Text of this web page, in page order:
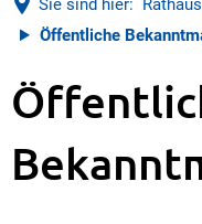
Sie sind hier:
Öffentliche